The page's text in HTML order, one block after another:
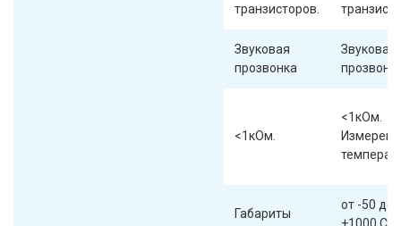
транзисторов.
Звуковая
прозвонка
Звуковая
<1кОм.
<1кОм.
Габариты
от -50 до